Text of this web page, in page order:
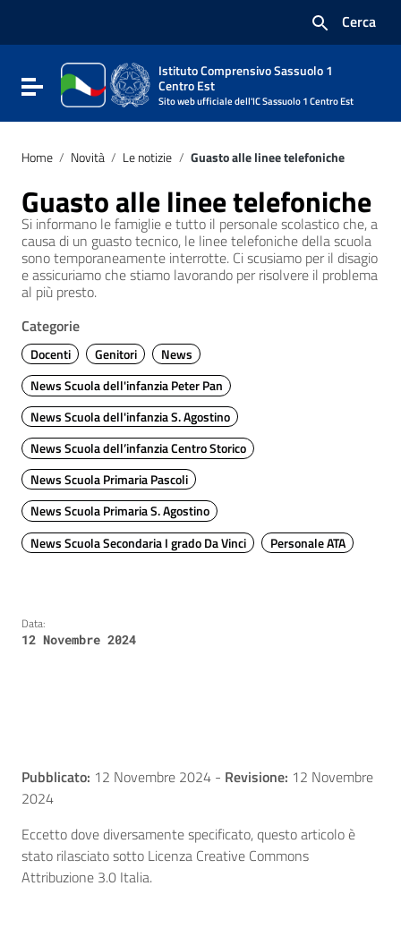
Vai al footer
Cerca
Attiva / disattiva la navigazione
Istituto Comprensivo Sassuolo 1
Centro Est
Sito web ufficiale dell'IC Sassuolo 1 Centro Est
Home / Novità / Le notizie / Guasto alle linee telefoniche
Guasto alle linee telefoniche
Si informano le famiglie e tutto il personale scolastico che, a
causa di un guasto tecnico, le linee telefoniche della scuola
sono temporaneamente interrotte. Ci scusiamo per il disagio
e assicuriamo che stiamo lavorando per risolvere il problema
al più presto.
Categorie
Docenti Genitori
News
News Scuola dell'infanzia Peter Pan
News Scuola dell'infanzia S. Agostino
News Scuola dell’infanzia Centro Storico
News Scuola Primaria Pascoli
News Scuola Primaria S. Agostino
News Scuola Secondaria I grado Da Vinci
Personale ATA
Data:
12 Novembre 2024
Pubblicato: 12 Novembre 2024 - Revisione: 12 Novembre
2024
Eccetto dove diversamente specificato, questo articolo è
stato rilasciato sotto Licenza Creative Commons
Attribuzione 3.0 Italia.